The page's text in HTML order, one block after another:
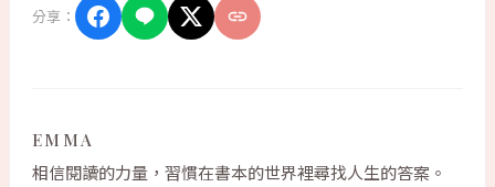
分享：
EMMA
相信閱讀的力量，習慣在書本的世界裡尋找人生的答案。